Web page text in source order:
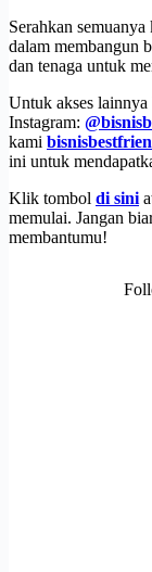
Serahkan
dalam membangun
dan tenaga untuk
Untuk akses
Instagram:
kami
ini untuk
Klik tombol di sini
memulai. Jangan
membantumu!